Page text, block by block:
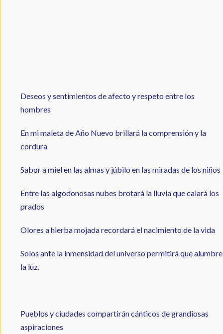
Deseos y sentimientos de afecto y respeto entre los
hombres
En mi maleta de Año Nuevo brillará la comprensión y la
cordura
Sabor a miel en las almas y júbilo en las miradas de los niños
Entre las algodonosas nubes brotará la lluvia que calará los
prados
Olores a hierba mojada recordará el nacimiento de la vida
Solos ante la inmensidad del universo permitirá que alumbre
la luz.
Pueblos y ciudades compartirán cánticos de grandiosas
aspiraciones